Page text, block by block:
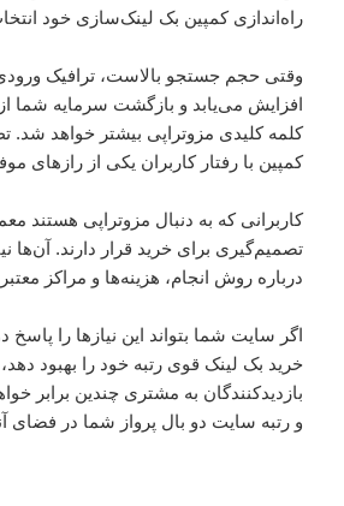
راه‌اندازی کمپین بک لینک‌سازی خود
وقتی حجم جستجو بالاست، ترافیک
افزایش می‌یابد و بازگشت سرمایه شما
کلمه کلیدی مزوتراپی بیشتر خواهد شد.
کمپین با رفتار کاربران یکی از رازهای
کاربرانی که به دنبال مزوتراپی هستند
تصمیم‌گیری برای خرید قرار دارند. آن‌ها
درباره روش انجام، هزینه‌ها و مراکز معتبر
اگر سایت شما بتواند این نیازها را پاسخ
خرید بک لینک قوی رتبه خود را بهبود
بازدیدکنندگان به مشتری چندین برابر
و رتبه سایت دو بال پرواز شما در فضای